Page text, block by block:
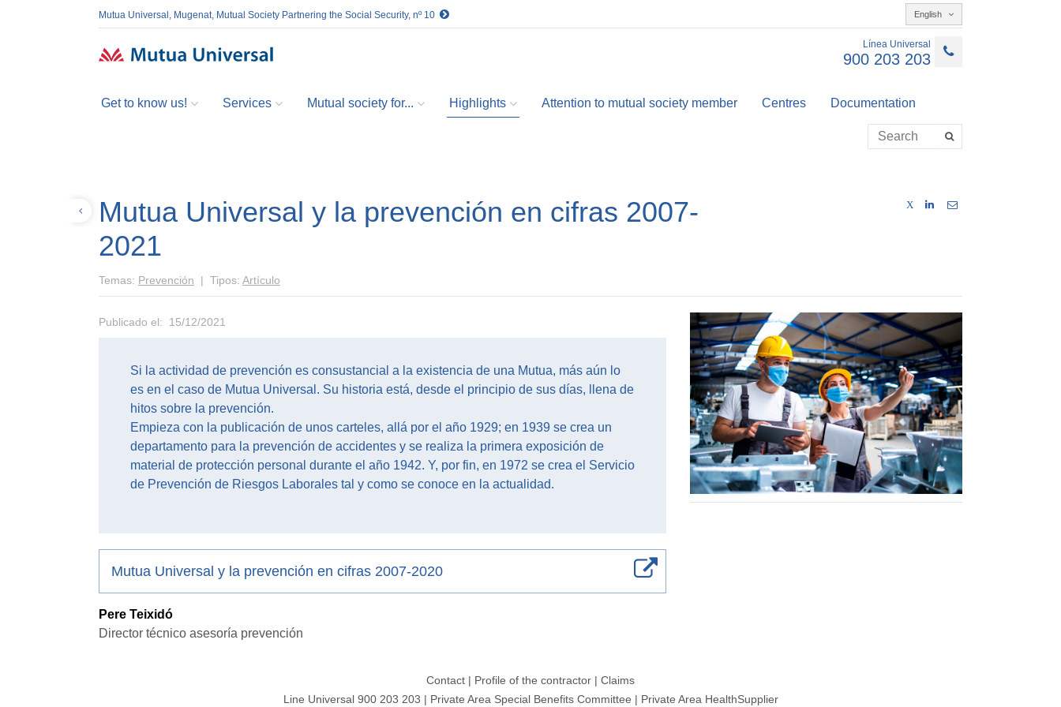
Mutua Universal, Mugenat, Mutual Society Partnering the Social Security, nº 10 English
Línea Universal
900 203 203
Get to know us! Services Mutual society for... Highlights Attention to mutual society member Centres Documentation
X
Mutua Universal y la prevención en cifras 2007-
2021
Temas: Prevención | Tipos: Artículo
Publicado el: 15/12/2021
Si la actividad de prevención es consustancial a la existencia de una Mutua, más aún lo
es en el caso de Mutua Universal. Su historia está, desde el principio de sus días, llena de
hitos sobre la prevención.
Empieza con la publicación de unos carteles, allá por el año 1929; en 1939 se crea un
departamento para la prevención de accidentes y se realiza la primera exposición de
material de protección personal durante el año 1942. Y, por fin, en 1972 se crea el Servicio
de Prevención de Riesgos Laborales tal y como se conoce en la actualidad.
Mutua Universal y la prevención en cifras 2007-2020
Pere Teixidó
Director técnico asesoría prevención
Contact | Profile of the contractor | Claims
Line Universal 900 203 203 | Private Area Special Benefits Committee | Private Area HealthSupplier